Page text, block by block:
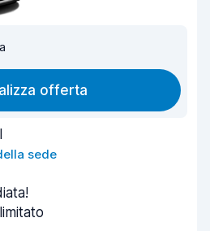
offerta
sede